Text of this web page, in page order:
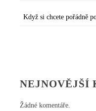
Když si chcete pořádně
NEJNOVĚJŠÍ
Žádné komentáře.